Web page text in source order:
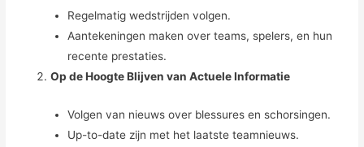
Regelmatig wedstrijden volgen.
Aantekeningen maken over teams, spelers, en hun
recente prestaties.
Op de Hoogte Blijven van Actuele Informatie
Volgen van nieuws over blessures en schorsingen.
Up-to-date zijn met het laatste teamnieuws.